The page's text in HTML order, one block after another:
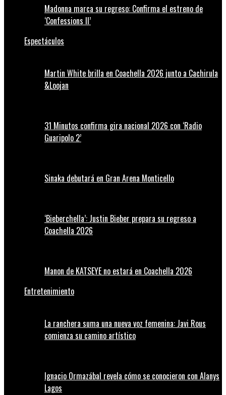
Madonna marca su regreso: Confirma el estreno de
‘Confessions II’
Espectáculos
Martin White brilla en Coachella 2026 junto a Cachirula
&Loojan
31 Minutos confirma gira nacional 2026 con ‘Radio
Guaripolo 2’
Sinaka debutará en Gran Arena Monticello
‘Bieberchella’: Justin Bieber prepara su regreso a
Coachella 2026
Manon de KATSEYE no estará en Coachella 2026
Entretenimiento
La ranchera suma una nueva voz femenina: Javi Rous
comienza su camino artístico
Ignacio Ormazábal revela cómo se conocieron con Alanys
Lagos